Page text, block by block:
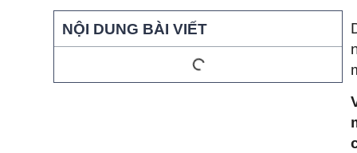
NỘI DUNG BÀI VIẾT